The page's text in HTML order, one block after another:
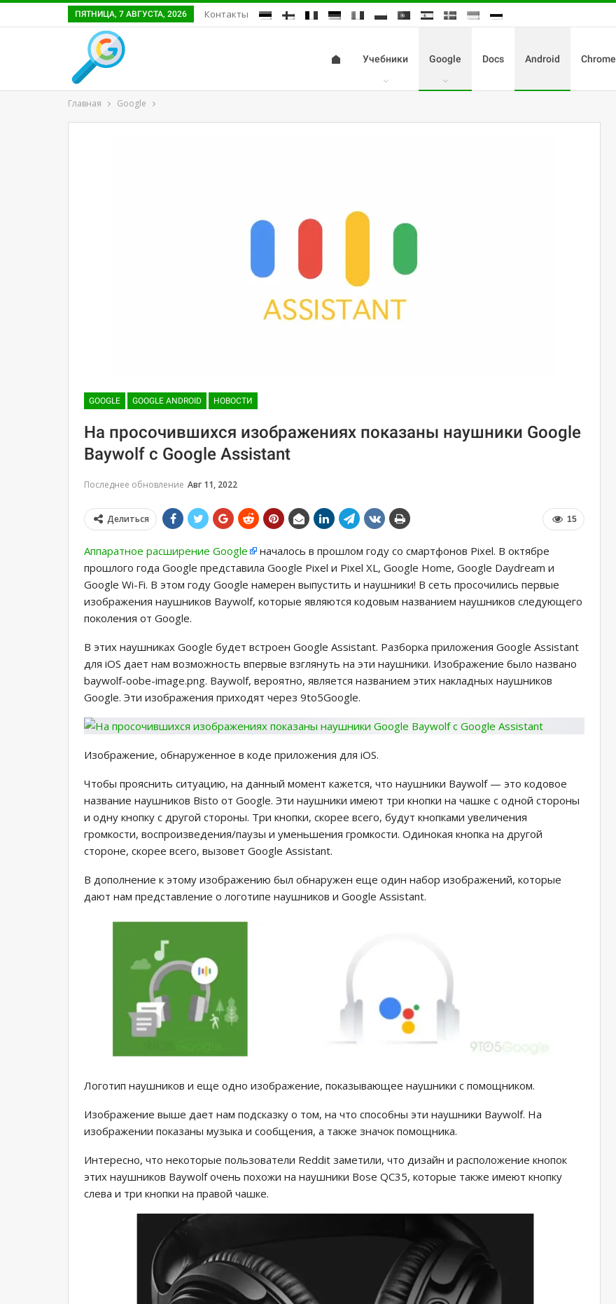
ПЯТНИЦА, 7 АВГУСТА, 2026 Контакты
Учебники Google Docs Android Chrome
Главная Google
GOOGLE GOOGLE ANDROID НОВОСТИ
На просочившихся изображениях показаны наушники Google
Baywolf с Google Assistant
Последнее обновление Авг 11, 2022
15
Делиться
Аппаратное расширение Google
началось в прошлом году со смартфонов Pixel. В октябре
прошлого года Google представила Google Pixel и Pixel XL, Google Home, Google Daydream и
Google Wi-Fi. В этом году Google намерен выпустить и наушники! В сеть просочились первые
изображения наушников Baywolf, которые являются кодовым названием наушников следующего
поколения от Google.
В этих наушниках Google будет встроен Google Assistant. Разборка приложения Google Assistant
для iOS дает нам возможность впервые взглянуть на эти наушники. Изображение было названо
baywolf-oobe-image.png. Baywolf, вероятно, является названием этих накладных наушников
Google. Эти изображения приходят через 9to5Google.
Изображение, обнаруженное в коде приложения для iOS.
Чтобы прояснить ситуацию, на данный момент кажется, что наушники Baywolf — это кодовое
название наушников Bisto от Google. Эти наушники имеют три кнопки на чашке с одной стороны
и одну кнопку с другой стороны. Три кнопки, скорее всего, будут кнопками увеличения
громкости, воспроизведения/паузы и уменьшения громкости. Одинокая кнопка на другой
стороне, скорее всего, вызовет Google Assistant.
В дополнение к этому изображению был обнаружен еще один набор изображений, которые
дают нам представление о логотипе наушников и Google Assistant.
Логотип наушников и еще одно изображение, показывающее наушники с помощником.
Изображение выше дает нам подсказку о том, на что способны эти наушники Baywolf. На
изображении показаны музыка и сообщения, а также значок помощника.
Интересно, что некоторые пользователи Reddit заметили, что дизайн и расположение кнопок
этих наушников Baywolf очень похожи на наушники Bose QC35, которые также имеют кнопку
слева и три кнопки на правой чашке.